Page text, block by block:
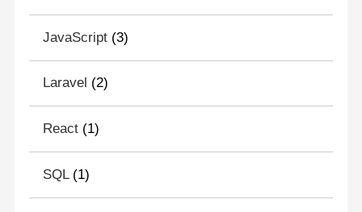
JavaScript(3)
Laravel (2)
React(1)
SQL(1)